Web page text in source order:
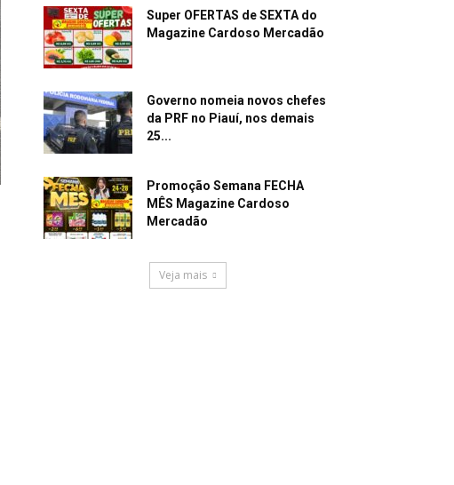
Super OFERTAS de SEXTA do
Magazine Cardoso Mercadão
Governo nomeia novos chefes
da PRF no Piauí, nos demais
25...
Promoção Semana FECHA
MÊS Magazine Cardoso
Mercadão
Veja mais